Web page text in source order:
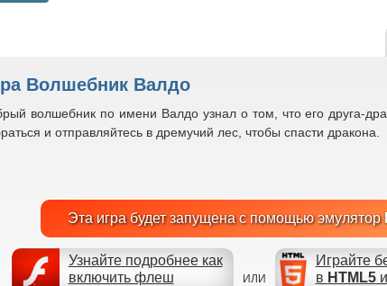
Волшебник Валдо
волшебник по имени Валдо узнал о том, что его друга-
и отправляйтесь в дремучий лес, чтобы спасти дракона.
Эта игра будет запущена с помощью эмулятор
Узнайте подробнее как
включить флеш
ИЛИ
Играйте
в HTML5